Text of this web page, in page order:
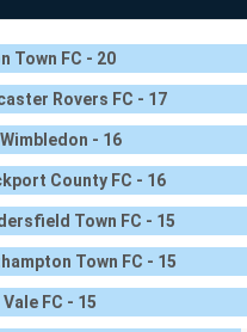
Town FC - 20
Rovers FC - 17
- 16
County FC - 16
Town FC - 15
Town FC - 15
FC - 15